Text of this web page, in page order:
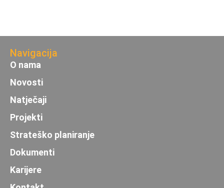
Navigacija
O nama
Novosti
Natječaji
Projekti
Strateško planiranje
Dokumenti
Karijere